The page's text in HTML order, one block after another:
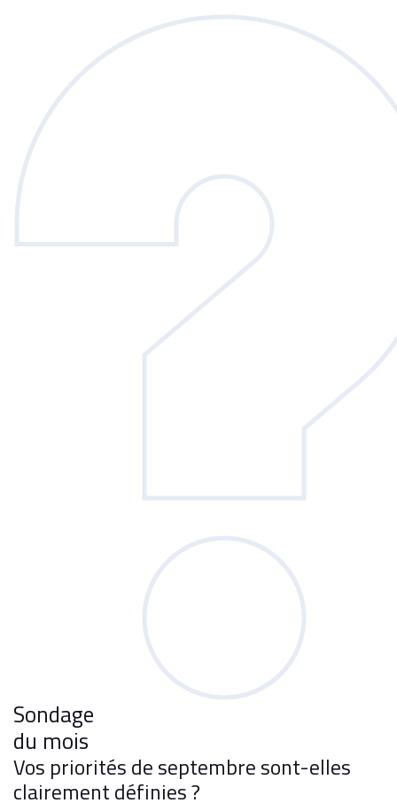
Sondage
du mois
Vos priorités de septembre sont-elles
clairement définies ?